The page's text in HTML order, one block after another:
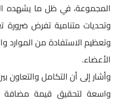
المجموعة، في ظل ما يشهده
وتحديات متنامية تفرض ضرورة
وتعظيم الاستفادة من الموارد
الأعضاء.
وأشار إلى أن التكامل والتعاون
واسعة لتحقيق قيمة